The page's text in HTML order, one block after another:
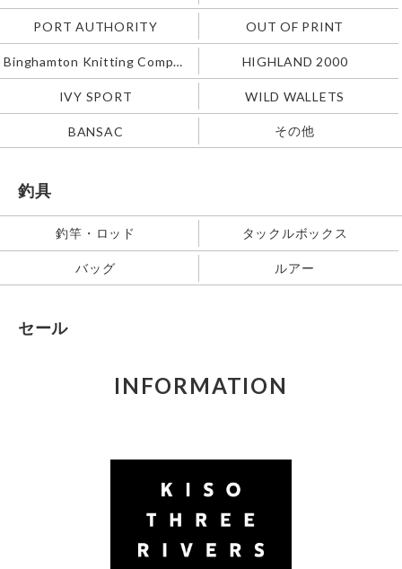
PORT AUTHORITY OUT OF PRINT
Binghamton Knitting Company HIGHLAND 2000
IVY SPORT WILD WALLETS
BANSAC その他
釣具
釣竿・ロッド タックルボックス
バッグ ルアー
セール
INFORMATION